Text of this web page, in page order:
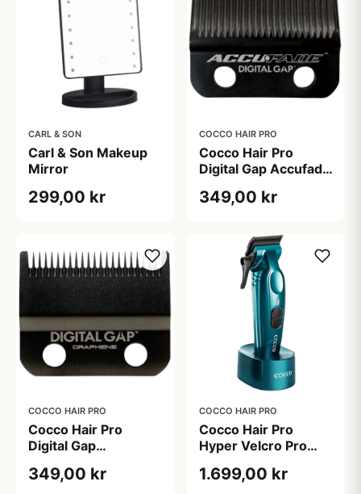
CARL & SON
Carl & Son Makeup
Mirror
299,00 kr
COCCO HAIR PRO
Cocco Hair Pro
Digital Gap Accufade
Blade (1 stk)
349,00 kr
COCCO HAIR PRO
Cocco Hair Pro
Digital Gap
Graphene Fade
349,00 kr
COCCO HAIR PRO
Cocco Hair Pro
Hyper Velcro Pro
1.699,00 kr